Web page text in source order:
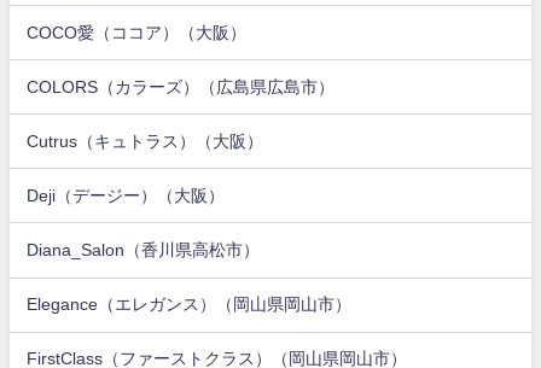
COCO愛（ココア）（大阪）
COLORS（カラーズ）（広島県広島市）
Cutrus（キュトラス）（大阪）
Deji（デージー）（大阪）
Diana_Salon（香川県高松市）
Elegance（エレガンス）（岡山県岡山市）
FirstClass（ファーストクラス）（岡山県岡山市）